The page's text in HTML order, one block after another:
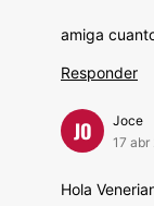
amiga
Responder
JO
Joce
17 abr
Hola